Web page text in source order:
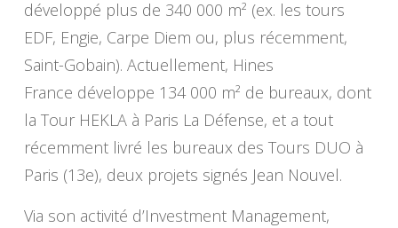
développé plus de 340 000 m² (ex. les tours
EDF, Engie, Carpe Diem ou, plus récemment,
Saint-Gobain). Actuellement, Hines
France développe 134 000 m² de bureaux, dont
la Tour HEKLA à Paris La Défense, et a tout
récemment livré les bureaux des Tours DUO à
Paris (13e), deux projets signés Jean Nouvel.
Via son activité d’Investment Management,